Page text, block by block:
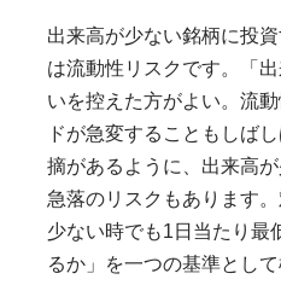
出来高が少ない銘柄に投
は流動性リスクです。「
いを控えた方がよい。流
ドが急変することもしば
摘があるように、出来高
急落のリスクもあります
少ない時でも1日当たり最
るか」を一つの基準とし